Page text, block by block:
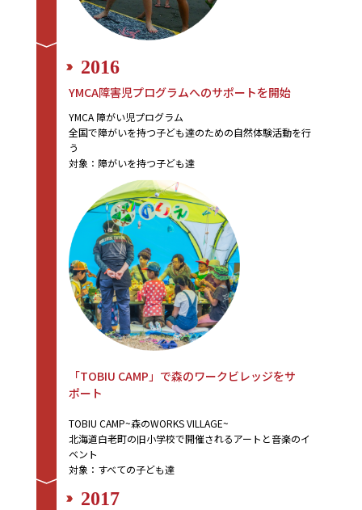
2016
YMCA障害児プログラムへのサポートを開始
YMCA 障がい児プログラム
全国で障がいを持つ子ども達のための自然体験活動を行
う
対象：障がいを持つ子ども達
「TOBIU CAMP」で森のワークビレッジをサ
ポート
TOBIU CAMP~森のWORKS VILLAGE~
北海道白老町の旧小学校で開催されるアートと音楽のイ
ベント
対象：すべての子ども達
2017